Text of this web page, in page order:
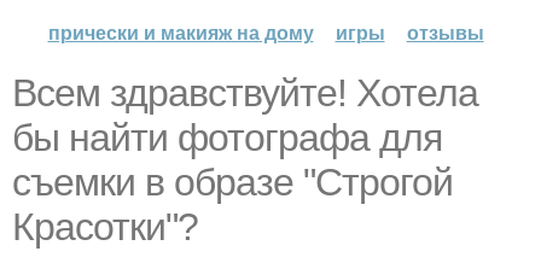
прически и макияж на дому
игры отзывы
Всем здравствуйте! Хотела
бы найти фотографа для
съемки в образе "Строгой
Красотки"?